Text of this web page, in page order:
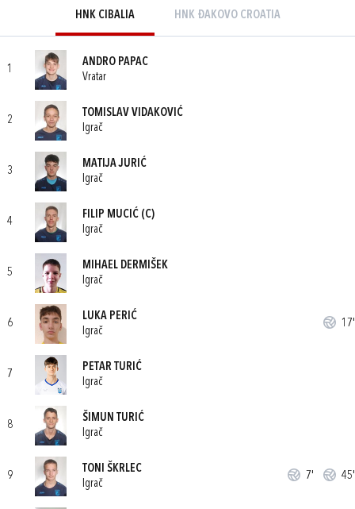
HNK CIBALIA HNK ĐAKOVO CROATIA
1
ANDRO PAPAC
Vratar
2
TOMISLAV VIDAKOVIĆ
Igrač
3
MATIJA JURIĆ
Igrač
4
FILIP MUCIĆ (C)
Igrač
5
MIHAEL DERMIŠEK
Igrač
6
LUKA PERIĆ
Igrač
17'
7
PETAR TURIĆ
Igrač
8
ŠIMUN TURIĆ
Igrač
9
TONI ŠKRLEC
Igrač
7' 45'